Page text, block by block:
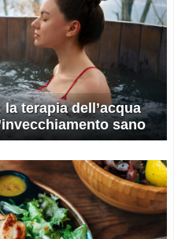
terapia dell’acqua
sano